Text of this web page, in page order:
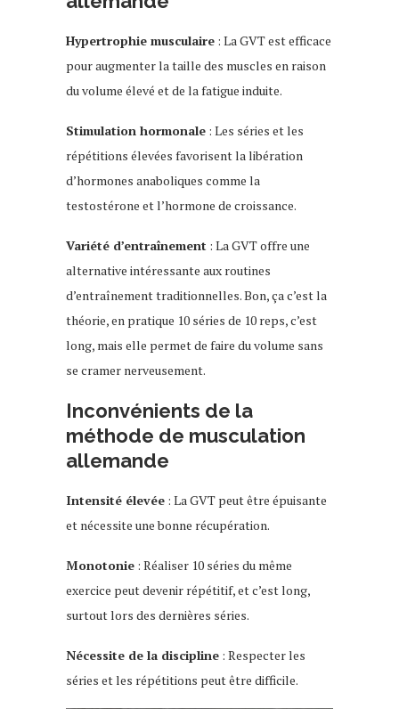
Hypertrophie musculaire : La GVT est efficace
pour augmenter la taille des muscles en raison
du volume élevé et de la fatigue induite.
Stimulation hormonale : Les séries et les
répétitions élevées favorisent la libération
d’hormones anaboliques comme la
testostérone et l’hormone de croissance.
Variété d’entraînement : La GVT offre une
alternative intéressante aux routines
d’entraînement traditionnelles. Bon, ça c’est la
théorie, en pratique 10 séries de 10 reps, c’est
long, mais elle permet de faire du volume sans
se cramer nerveusement.
Inconvénients de la
méthode de musculation
allemande
Intensité élevée : La GVT peut être épuisante
et nécessite une bonne récupération.
Monotonie : Réaliser 10 séries du même
exercice peut devenir répétitif, et c’est long,
surtout lors des dernières séries.
Nécessite de la discipline : Respecter les
séries et les répétitions peut être difficile.